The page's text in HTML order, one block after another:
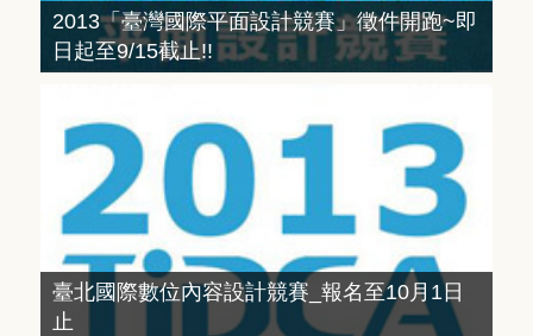
2013「臺灣國際平面設計競賽」徵件開跑~即
日起至9/15截止!!
臺北國際數位內容設計競賽_報名至10月1日
止